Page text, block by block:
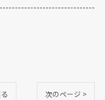
次のページ >